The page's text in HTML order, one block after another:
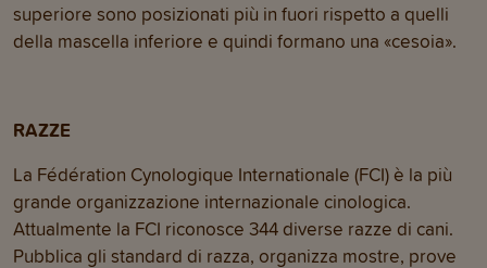
superiore sono posizionati più in fuori rispetto a quelli
della mascella inferiore e quindi formano una «cesoia».
RAZZE
La Fédération Cynologique Internationale (FCI) è la più
grande organizzazione internazionale cinologica.
Attualmente la FCI riconosce 344 diverse razze di cani.
Pubblica gli standard di razza, organizza mostre, prove